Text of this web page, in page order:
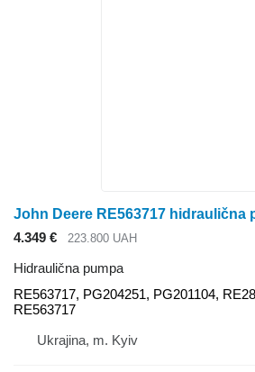
4.349 € 223.800 UAH
Hidraulična pumpa
RE563717, PG204251, PG201104,
RE563717
Ukrajina, m. Kyiv